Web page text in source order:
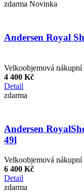
zdarma Novinka
Andersen Royal
Velkoobjemová
4 400 Kč
Detail
zdarma
Andersen
49l
Velkoobjemová
6 400 Kč
Detail
zdarma